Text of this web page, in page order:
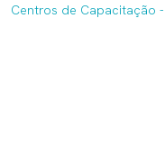
Centros de Capacitação